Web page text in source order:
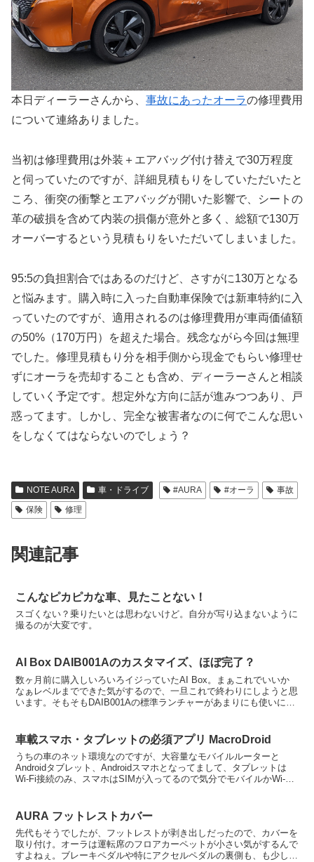
本日ディーラーさんから、 事故にあったオーラの修理費用
について連絡ありました。
当初は修理費用は外装＋エアバッグ付け替えで30万程度
と伺っていたのですが、詳細見積もりをしていただいたと
ころ、衝突の衝撃とエアバッグが開いた影響で、シートの
革の破損を含めて内装の損傷が意外と多く、総額で130万
オーバーするという見積もりをいただいてしまいました。
95:5の負担割合ではあるのだけど、さすがに130万となる
と悩みます。購入時に入った自動車保険では新車特約に入
っていたのですが、適用されるのは修理費用が車両価値額
の50%（170万円）を超えた場合。残念ながら今回は無理
でした。修理見積もり分を相手側から現金でもらい修理せ
ずにオーラを売却することも含め、ディーラーさんと相談
していく予定です。想定外な方向に話が進みつつあり、戸
惑ってます。しかし、完全な被害者なのに何でこんな思い
をしなくてはならないのでしょう？
NOTE AURA 車・ドライブ #AURA #オーラ
事故
保険
修理
関連記事
こんなピカピカな車、見たことない！
スゴくない？乗りたいとは思わないけど。自分が写り込まないように
撮るのが大変です。
AI Box DAIB001Aのカスタマイズ、ほぼ完了？
数ヶ月前に購入しいろいろイジっていたAI Box。まぁこれでいいか
なぁレベルまでできた気がするので、一旦これで終わりにしようと思
います。そもそもDAIB001Aの標準ランチャーがあまりにも使いにく
車載スマホ・タブレットの必須アプリ MacroDroid
うちの車のネット環境なのですが、大容量なモバイルルーターと
Androidタブレット、Androidスマホとなってまして、タブレットは
Wi-Fi接続のみ、スマホはSIMが入ってるので気分でモバイルかWi-Fi
AURA フットレストカバー
先代もそうでしたが、フットレストが剥き出しだったので、カバーを
取り付け。オーラは運転席のフロアカーペットが小さい気がするんで
すよねぇ。ブレーキペダルや特にアクセルペダルの裏側も、も少しカ